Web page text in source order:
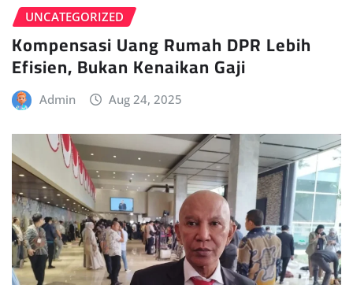
UNCATEGORIZED
Kompensasi Uang Rumah DPR Lebih
Efisien, Bukan Kenaikan Gaji
Admin Aug 24, 2025